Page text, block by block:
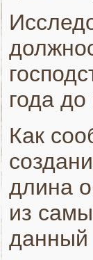
года
Как
длина
из
данный